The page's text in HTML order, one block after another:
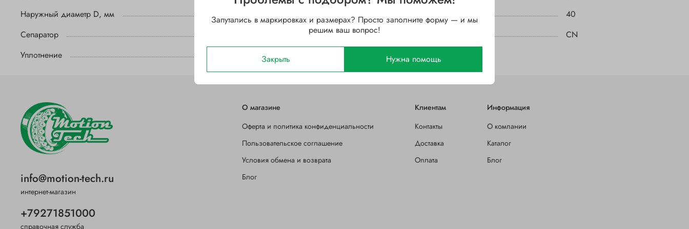
Наружный диаметр D, мм
Ширина B, мм
40
Сепаратор
Зазор
CN
Уплотнение
Открытый
О магазине
Оферта и политика конфиденциальности
Пользовательское соглашение
Условия обмена и возврата
Блог
Клиентам
Контакты
Доставка
Оплата
Информация
О компании
Каталог
Блог
info@motion-tech.ru
интернет-магазин
+79271851000
справочная служба
Запутались в маркировках и размерах? Просто заполните форму — и мы
решим ваш вопрос!
Закрыть Нужна помощь